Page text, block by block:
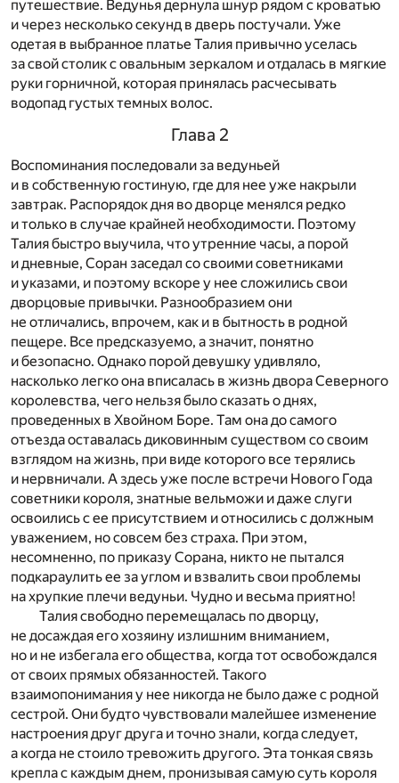
путешествие. Ведунья дернула шнур рядом с кроватью
и через несколько секунд в дверь постучали. Уже
одетая в выбранное платье Талия привычно уселась
за свой столик с овальным зеркалом и отдалась в мягкие
руки горничной, которая принялась расчесывать
водопад густых темных волос.
Глава 2
Воспоминания последовали за ведуньей
и в собственную гостиную, где для нее уже накрыли
завтрак. Распорядок дня во дворце менялся редко
и только в случае крайней необходимости. Поэтому
Талия быстро выучила, что утренние часы, а порой
и дневные, Соран заседал со своими советниками
и указами, и поэтому вскоре у нее сложились свои
дворцовые привычки. Разнообразием они
не отличались, впрочем, как и в бытность в родной
пещере. Все предсказуемо, а значит, понятно
и безопасно. Однако порой девушку удивляло,
насколько легко она вписалась в жизнь двора Северного
королевства, чего нельзя было сказать о днях,
проведенных в Хвойном Боре. Там она до самого
отъезда оставалась диковинным существом со своим
взглядом на жизнь, при виде которого все терялись
и нервничали. А здесь уже после встречи Нового Года
советники короля, знатные вельможи и даже слуги
освоились с ее присутствием и относились с должным
уважением, но совсем без страха. При этом,
несомненно, по приказу Сорана, никто не пытался
подкараулить ее за углом и взвалить свои проблемы
на хрупкие плечи ведуньи. Чудно и весьма приятно!
Талия свободно перемещалась по дворцу,
не досаждая его хозяину излишним вниманием,
но и не избегала его общества, когда тот освобождался
от своих прямых обязанностей. Такого
взаимопонимания у нее никогда не было даже с родной
сестрой. Они будто чувствовали малейшее изменение
настроения друг друга и точно знали, когда следует,
а когда не стоило тревожить другого. Эта тонкая связь
крепла с каждым днем, пронизывая самую суть короля